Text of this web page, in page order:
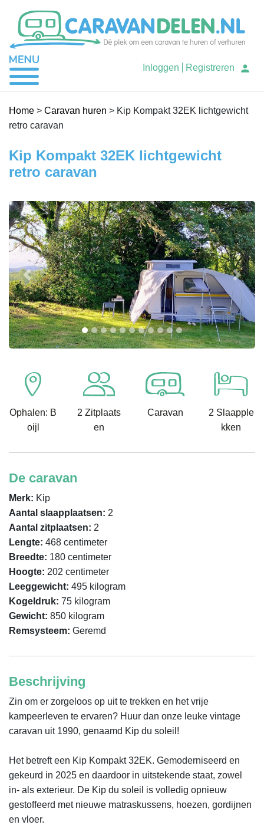
Je caravan verhuren
Inloggen Registreren
Home > Caravan huren > Kip Kompakt 32EK lichtgewicht
retro caravan
Kip Kompakt 32EK lichtgewicht
retro caravan
Previous Next
Ophalen: B
oijl
2 Zitplaats
en
Caravan
2 Slaapple
kken
De caravan
Merk: Kip
Aantal slaapplaatsen: 2
Aantal zitplaatsen: 2
Lengte: 468 centimeter
Breedte: 180 centimeter
Hoogte: 202 centimeter
Leeggewicht: 495 kilogram
Kogeldruk: 75 kilogram
Gewicht: 850 kilogram
Remsysteem: Geremd
Beschrijving
Zin om er zorgeloos op uit te trekken en het vrije
kampeerleven te ervaren? Huur dan onze leuke vintage
caravan uit 1990, genaamd Kip du soleil!
Het betreft een Kip Kompakt 32EK. Gemoderniseerd en
gekeurd in 2025 en daardoor in uitstekende staat, zowel
in- als exterieur. De Kip du soleil is volledig opnieuw
gestoffeerd met nieuwe matraskussens, hoezen, gordijnen
en vloer.